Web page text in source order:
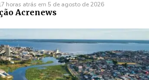
horas atrás em 5 de agosto de 2026
Acrenews